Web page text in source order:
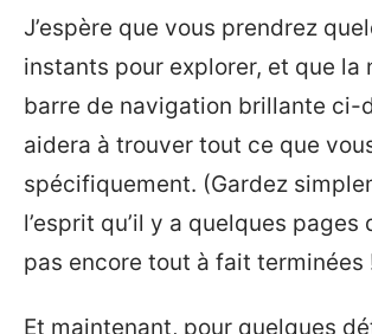
J’espère que vous prendrez
instants pour explorer, et que la
barre de navigation brillante ci-
aidera à trouver tout ce que
spécifiquement. (Gardez
l’esprit qu’il y a quelques pages
pas encore tout à fait terminées
Et maintenant, pour quelques